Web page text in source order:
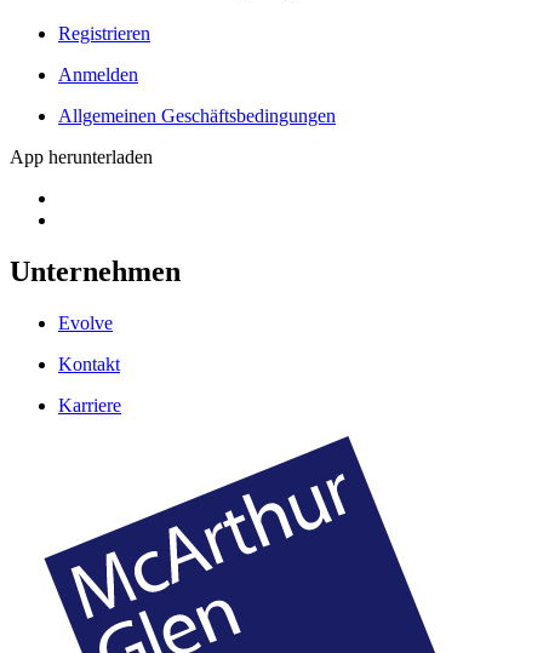
Registrieren
Anmelden
Allgemeinen Geschäftsbedingungen
App herunterladen
Unternehmen
Evolve
Kontakt
Karriere